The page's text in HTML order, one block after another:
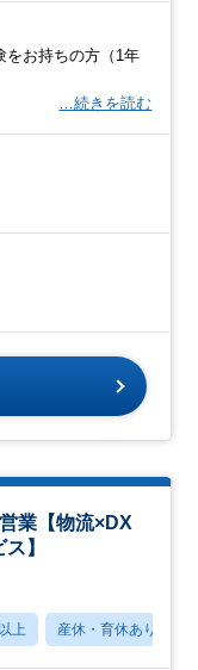
をお持ちの方（1年
…続きを読む
業【物流×DX
】
上 産休・育休あり